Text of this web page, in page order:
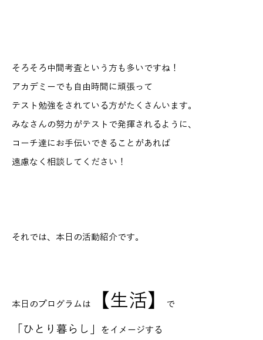
そろそろ中間考査という方も多いですね！
アカデミーでも自由時間に頑張って
テスト勉強をされている方がたくさんいます。
みなさんの努力がテストで発揮されるように、
コーチ達にお手伝いできることがあれば
遠慮なく相談してください！
それでは、本日の活動紹介です。
本日のプログラムは 【生活】 で
「ひとり暮らし」 をイメージする